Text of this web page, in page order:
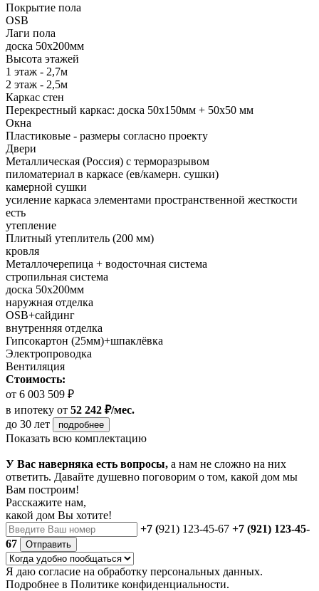
Покрытие пола
OSB
Лаги пола
доска 50х200мм
Высота этажей
1 этаж - 2,7м
2 этаж - 2,5м
Каркас стен
Перекрестный каркас: доска 50х150мм + 50х50 мм
Окна
Пластиковые - размеры согласно проекту
Двери
Металлическая (Россия) с терморазрывом
пиломатериал в каркасе (ев/камерн. сушки)
камерной сушки
усиление каркаса элементами пространственной жесткости
есть
утепление
Плитный утеплитель (200 мм)
кровля
Металлочерепица + водосточная система
стропильная система
доска 50х200мм
наружная отделка
OSB+сайдинг
внутренняя отделка
Гипсокартон (25мм)+шпаклёвка
Электропроводка
Вентиляция
Стоимость:
от 6 003 509 ₽
в ипотеку от 52 242 ₽/мес.
до 30 лет
подробнее
Показать всю комплектацию
У Вас наверняка есть вопросы, а нам не сложно на них
ответить. Давайте душевно поговорим о том, какой дом мы
Вам построим!
Расскажите нам,
какой дом Вы хотите!
+7 (921) 123-45-67 +7 (921) 123-45-
67
Отправить
Я даю согласие на обработку персональных данных.
Подробнее в Политике конфиденциальности.